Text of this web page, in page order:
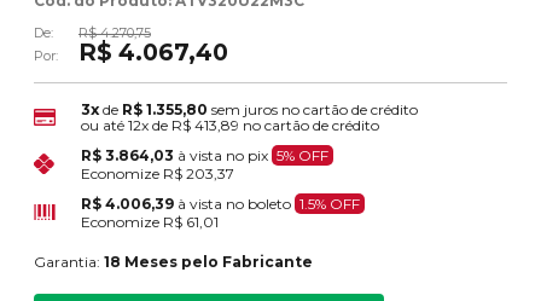
De:
R$ 4.270,75
Por:
R$ 4.067,40
3x de R$ 1.355,80 sem juros no cartão de crédito
ou até12x de R$ 413,89 no cartão de crédito
R$ 3.864,03 à vista no pix 5% OFF
Economize R$ 203,37
R$ 4.006,39 à vista no boleto 1.5% OFF
Economize R$ 61,01
Garantia:18 Meses pelo Fabricante